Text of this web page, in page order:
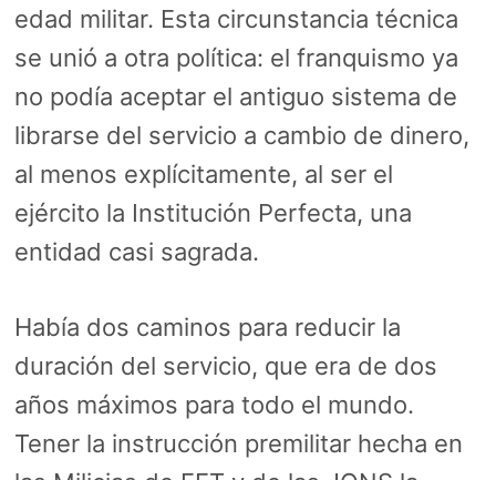
edad militar. Esta circunstancia técnica
se unió a otra política: el franquismo ya
no podía aceptar el antiguo sistema de
librarse del servicio a cambio de dinero,
al menos explícitamente, al ser el
ejército la Institución Perfecta, una
entidad casi sagrada.
Había dos caminos para reducir la
duración del servicio, que era de dos
años máximos para todo el mundo.
Tener la instrucción premilitar hecha en